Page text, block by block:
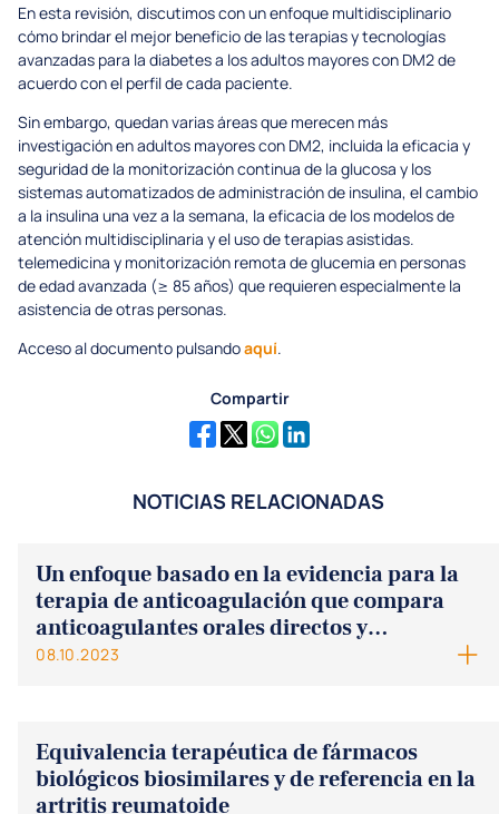
En esta revisión, discutimos con un enfoque multidisciplinario
cómo brindar el mejor beneficio de las terapias y tecnologías
avanzadas para la diabetes a los adultos mayores con DM2 de
acuerdo con el perfil de cada paciente.
Sin embargo, quedan varias áreas que merecen más
investigación en adultos mayores con DM2, incluida la eficacia y
seguridad de la monitorización continua de la glucosa y los
sistemas automatizados de administración de insulina, el cambio
a la insulina una vez a la semana, la eficacia de los modelos de
atención multidisciplinaria y el uso de terapias asistidas.
telemedicina y monitorización remota de glucemia en personas
de edad avanzada (≥ 85 años) que requieren especialmente la
asistencia de otras personas.
Acceso al documento pulsandoaquí.
Compartir
NOTICIAS RELACIONADAS
Un enfoque basado en la evidencia para la
terapia de anticoagulación que compara
anticoagulantes orales directos y
antagonistas de la vitamina K en pacientes
08.10.2023
Equivalencia terapéutica de fármacos
biológicos biosimilares y de referencia en la
artritis reumatoide